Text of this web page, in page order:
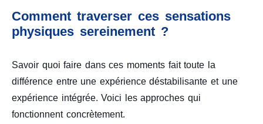
Comment traverser ces sensations
physiques sereinement ?
Savoir quoi faire dans ces moments fait toute la
différence entre une expérience déstabilisante et une
expérience intégrée. Voici les approches qui
fonctionnent concrètement.